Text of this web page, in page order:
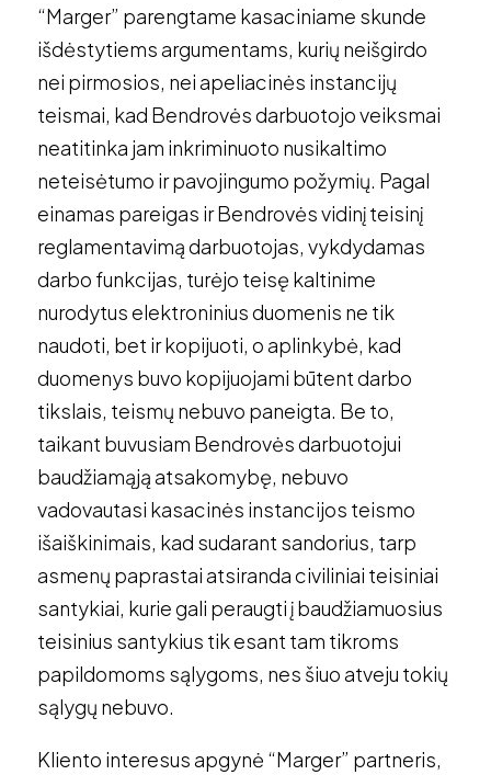
“Marger” parengtame kasaciniame skunde
išdėstytiems argumentams, kurių neišgirdo
nei pirmosios, nei apeliacinės instancijų
teismai, kad Bendrovės darbuotojo veiksmai
neatitinka jam inkriminuoto nusikaltimo
neteisėtumo ir pavojingumo požymių. Pagal
einamas pareigas ir Bendrovės vidinį teisinį
reglamentavimą darbuotojas, vykdydamas
darbo funkcijas, turėjo teisę kaltinime
nurodytus elektroninius duomenis ne tik
naudoti, bet ir kopijuoti, o aplinkybė, kad
duomenys buvo kopijuojami būtent darbo
tikslais, teismų nebuvo paneigta. Be to,
taikant buvusiam Bendrovės darbuotojui
baudžiamąją atsakomybę, nebuvo
vadovautasi kasacinės instancijos teismo
išaiškinimais, kad sudarant sandorius, tarp
asmenų paprastai atsiranda civiliniai teisiniai
santykiai, kurie gali peraugti į baudžiamuosius
teisinius santykius tik esant tam tikroms
papildomoms sąlygoms, nes šiuo atveju tokių
sąlygų nebuvo.
Kliento interesus apgynė “Marger” partneris,